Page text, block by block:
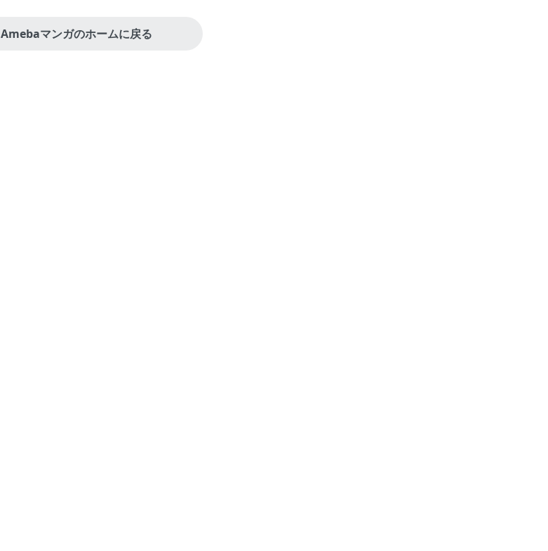
Amebaマンガのホームに戻る